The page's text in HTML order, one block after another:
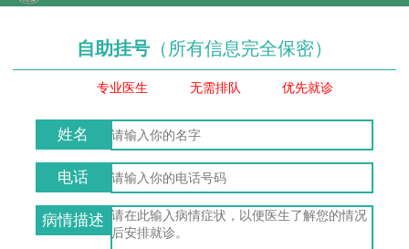
自助挂号 （所有信息完全保密）
专业医生 无需排队 优先就诊
姓名
电话
病情描述